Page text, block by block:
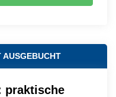
AUSGEBUCHT
praktische